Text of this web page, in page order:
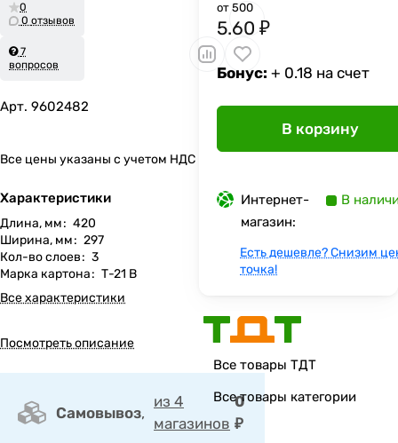
0
0 отзывов
7
вопросов
Арт. 9602482
Все цены указаны с учетом НДС
Характеристики
Длина, мм: 420
Ширина, мм: 297
Кол-во слоев: 3
Марка картона: Т-21 В
Все характеристики
Посмотреть описание
Самовывоз,
из 4
магазинов
0
₽
от 500
5.60 ₽
Бонус: + 0.18 на счет
В корзину
Интернет-
магазин:
В
Есть дешевле? Снизим
точка!
Все товары ТДТ
Все товары категории